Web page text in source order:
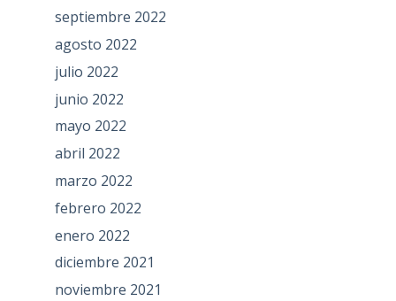
septiembre 2022
agosto 2022
julio 2022
junio 2022
mayo 2022
abril 2022
marzo 2022
febrero 2022
enero 2022
diciembre 2021
noviembre 2021